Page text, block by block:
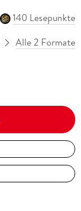
140 Lesepunkte
Alle 2 Formate